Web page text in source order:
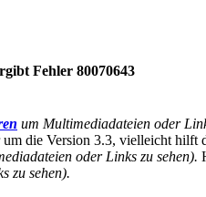
Fehler 80070643
um Multimediadateien oder
die Version 3.3, vielleicht hilft
oder Links zu sehen).
zu sehen).